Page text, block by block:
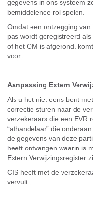
gegevens in ons systeem
bemiddelende rol spelen.
Omdat een ontzegging
pas wordt geregistreerd
of het OM is afgerond,
voor.
Aanpassing Extern
Als u het niet eens bent
correctie sturen naar de
verzekeraars die een EVR
“afhandelaar” die
de gegevens van deze
heeft ontvangen waarin is
Extern Verwijzingsregister
CIS heeft met de
vervult.